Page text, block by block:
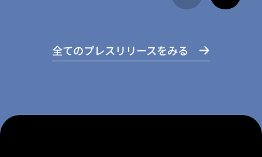
全てのプレスリリースをみる